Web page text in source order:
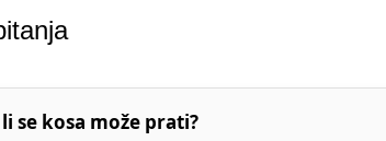
li se kosa može prati?